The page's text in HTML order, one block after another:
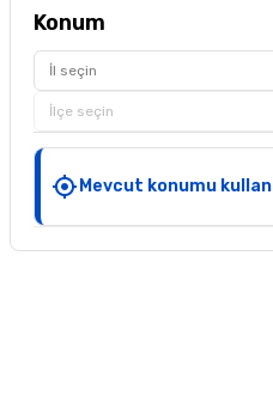
Konum
İl seçin
İlçe seçin
Mevcut konumu kullan